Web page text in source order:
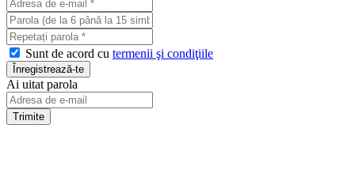
Sunt de acord cu termenii şi condiţiile
Ai uitat parola